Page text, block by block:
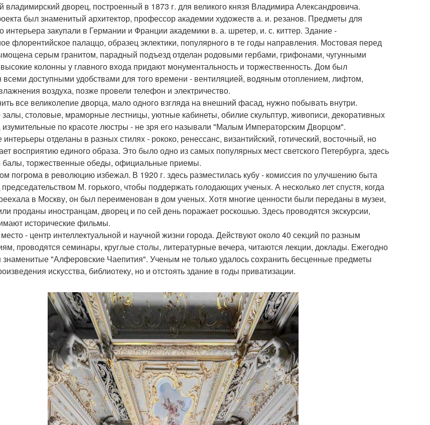
дворец, построенный в 1873 г. для великого князя Владимира Александровича.
был знаменитый архитектор, профессор академии художеств а. и. резанов. Предметы для
интерьера закупали в Германии и Франции академики в. а. шретер, и. с. киттер. Здание -
флорентийское палаццо, образец эклектики, популярного в те годы направления. Мостовая перед
серым гранитом, парадный подъезд отделан родовыми гербами, грифонами, чугунными
колонны у главного входа придают монументальность и торжественность. Дом был
всеми доступными удобствами для того времени - вентиляцией, водяным отоплением, лифтом,
воздуха, позже провели телефон и электричество.
все великолепие дворца, мало одного взгляда на внешний фасад, нужно побывать внутри.
столовые, мраморные лестницы, уютные кабинеты, обилие скульптур, живописи, декоративных
по красоте люстры - не зря его называли "Малым Императорским Дворцом".
интерьеры отделаны в разных стилях - рококо, ренессанс, византийский, готический, восточный, но
восприятию единого образа. Это было одно из самых популярных мест светского Петербурга, здесь
балы, торжественные обеды, официальные приемы.
погрома в революцию избежал. В 1920 г. здесь разместилась кубу - комиссия по улучшению быта
М. горького, чтобы поддержать голодающих ученых. А несколько лет спустя, когда
в Москву, он был переименован в дом ученых. Хотя многие ценности были переданы в музеи,
проданы иностранцам, дворец и по сей день поражает роскошью. Здесь проводятся экскурсии,
исторические фильмы.
- центр интеллектуальной и научной жизни города. Действуют около 40 секций по разным
проводятся семинары, круглые столы, литературные вечера, читаются лекции, доклады. Ежегодно
знаменитые "Алферовские Чаепития". Ученым не только удалось сохранить бесценные предметы
искусства, библиотеку, но и отстоять здание в годы приватизации.